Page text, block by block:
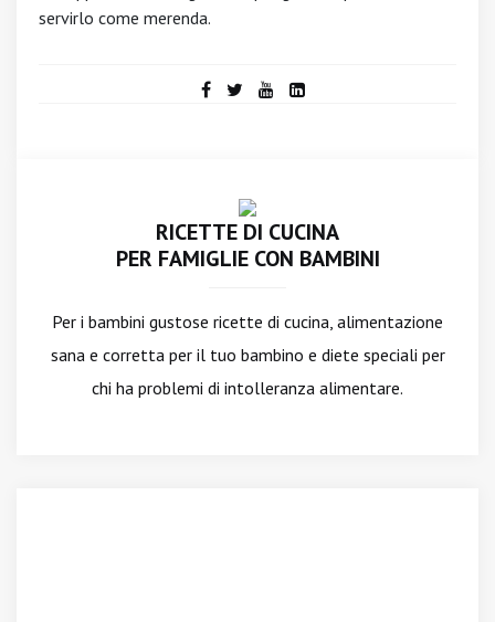
servirlo come merenda.
RICETTE DI CUCINA
PER FAMIGLIE CON BAMBINI
Per i bambini gustose ricette di cucina, alimentazione
sana e corretta per il tuo bambino e diete speciali per
chi ha problemi di intolleranza alimentare.